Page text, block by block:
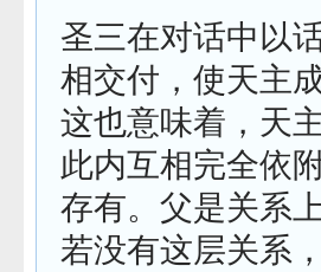
圣三在对话中以
相交付，使天主
这也意味着，天
此内互相完全依
存有。父是关系
若没有这层关系